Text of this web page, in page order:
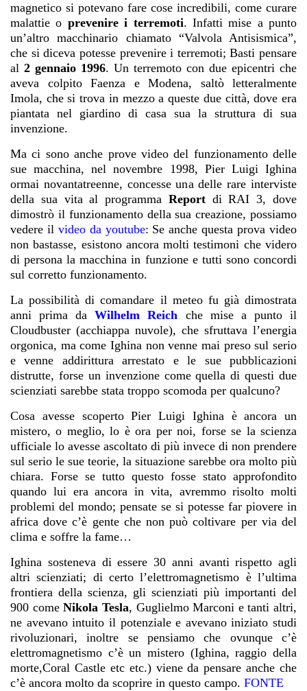
magnetico si potevano fare cose incredibili, come curare
malattie o prevenire i terremoti. Infatti mise a punto
un’altro macchinario chiamato “Valvola Antisismica”,
che si diceva potesse prevenire i terremoti; Basti pensare
al 2 gennaio 1996. Un terremoto con due epicentri che
aveva colpito Faenza e Modena, saltò letteralmente
Imola, che si trova in mezzo a queste due città, dove era
piantata nel giardino di casa sua la struttura di sua
invenzione.
Ma ci sono anche prove video del funzionamento delle
sue macchina, nel novembre 1998, Pier Luigi Ighina
ormai novantatreenne, concesse una delle rare interviste
della sua vita al programma Report di RAI 3, dove
dimostrò il funzionamento della sua creazione, possiamo
vedere il video da youtube: Se anche questa prova video
non bastasse, esistono ancora molti testimoni che videro
di persona la macchina in funzione e tutti sono concordi
sul corretto funzionamento.
La possibilità di comandare il meteo fu già dimostrata
anni prima daWilhelm Reich che mise a punto il
Cloudbuster (acchiappa nuvole), che sfruttava l’energia
orgonica, ma come Ighina non venne mai preso sul serio
e venne addirittura arrestato e le sue pubblicazioni
distrutte, forse un invenzione come quella di questi due
scienziati sarebbe stata troppo scomoda per qualcuno?
Cosa avesse scoperto Pier Luigi Ighina è ancora un
mistero, o meglio, lo è ora per noi, forse se la scienza
ufficiale lo avesse ascoltato di più invece di non prendere
sul serio le sue teorie, la situazione sarebbe ora molto più
chiara. Forse se tutto questo fosse stato approfondito
quando lui era ancora in vita, avremmo risolto molti
problemi del mondo; pensate se si potesse far piovere in
africa dove c’è gente che non può coltivare per via del
clima e soffre la fame…
Ighina sosteneva di essere 30 anni avanti rispetto agli
altri scienziati; di certo l’elettromagnetismo è l’ultima
frontiera della scienza, gli scienziati più importanti del
900 comeNikola Tesla, Guglielmo Marconi e tanti altri,
ne avevano intuito il potenziale e avevano iniziato studi
rivoluzionari, inoltre se pensiamo che ovunque c’è
elettromagnetismo c’è un mistero (Ighina, raggio della
morte,Coral Castleetc etc.) viene da pensare anche che
c’è ancora molto da scoprire in questo campo. FONTE